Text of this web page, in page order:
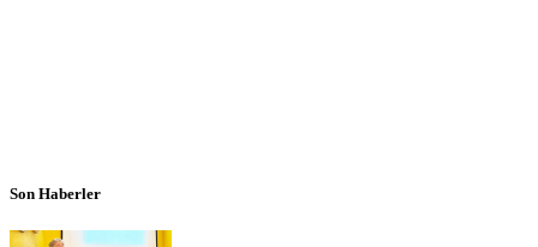
Son Haberler